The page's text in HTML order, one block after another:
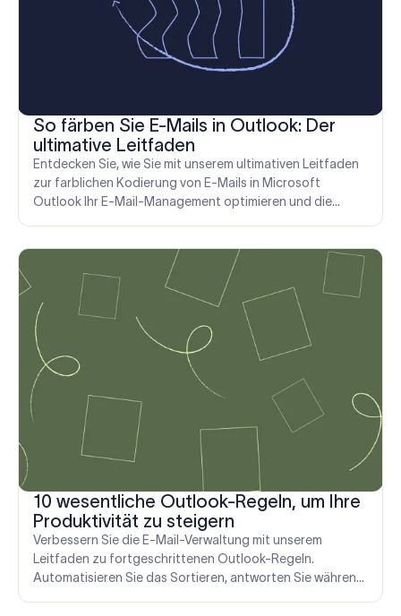
So färben Sie E-Mails in Outlook: Der
ultimative Leitfaden
Entdecken Sie, wie Sie mit unserem ultimativen Leitfaden
zur farblichen Kodierung von E-Mails in Microsoft
Outlook Ihr E-Mail-Management optimieren und die
Posteingang organisiert und stressfrei zu halten.
10 wesentliche Outlook-Regeln, um Ihre
Produktivität zu steigern
Verbessern Sie die E-Mail-Verwaltung mit unserem
Leitfaden zu fortgeschrittenen Outlook-Regeln.
Automatisieren Sie das Sortieren, antworten Sie während